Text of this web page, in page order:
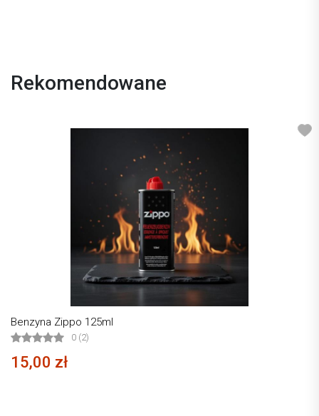
Rekomendowane
Benzyna Zippo 125ml
0 (2)
15,00 zł